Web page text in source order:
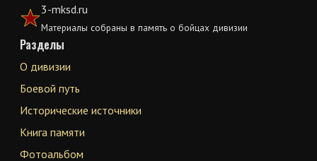
3-mksd.ru
Материалы собраны в память о бойцах дивизии
Разделы
О дивизии
Боевой путь
Исторические источники
Книга памяти
Фотоальбом